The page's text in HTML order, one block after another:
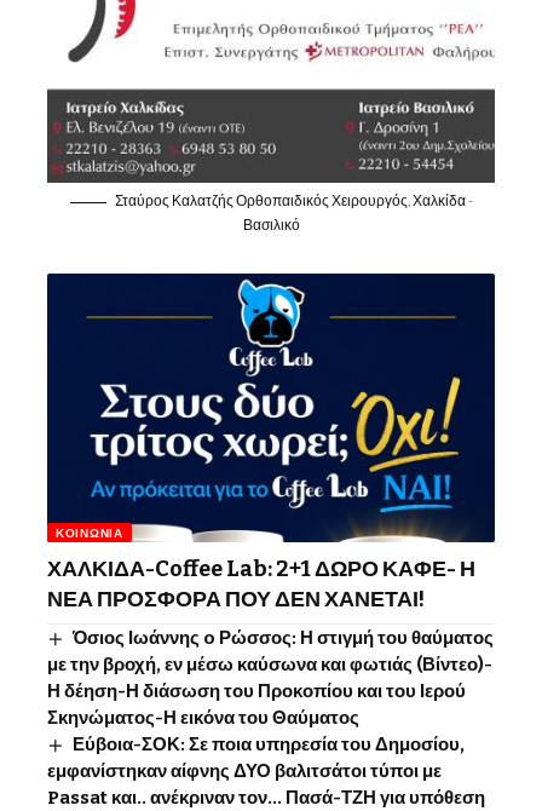
Σταύρος Καλατζής Ορθοπαιδικός Χειρουργός, Χαλκίδα -
Βασιλικό
ΚΟΙΝΩΝΊΑ
ΧΑΛΚΙΔΑ-Coffee Lab: 2+1 ΔΩΡΟ ΚΑΦΕ- Η
ΝΕΑ ΠΡΟΣΦΟΡΑ ΠΟΥ ΔΕΝ ΧΑΝΕΤΑΙ!
Όσιος Ιωάννης o Ρώσσος: Η στιγμή του θαύματος
με την βροχή, εν μέσω καύσωνα και φωτιάς (Βίντεο)-
Η δέηση-Η διάσωση του Προκοπίου και του Ιερού
Σκηνώματος-Η εικόνα του Θαύματος
Εύβοια-ΣΟΚ: Σε ποια υπηρεσία του Δημοσίου,
εμφανίστηκαν αίφνης ΔΥΟ βαλιτσάτοι τύποι με
Passat και.. ανέκριναν τον… Πασά-ΤΖΗ για υπόθεση